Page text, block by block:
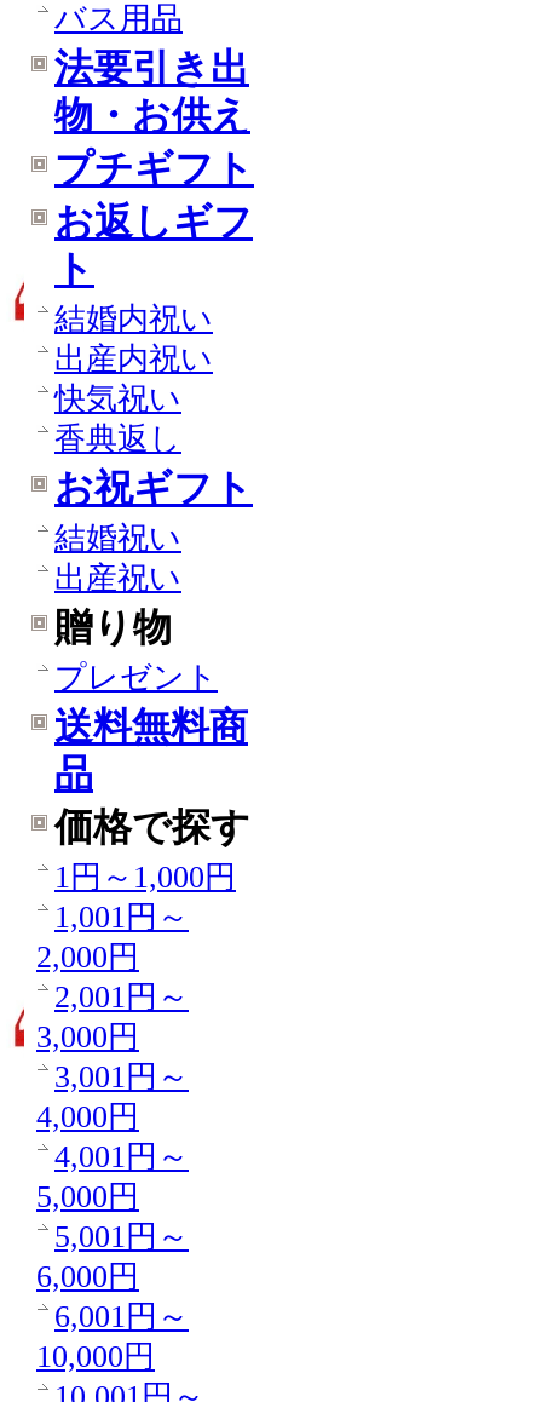
バス用品
法要引き出
物・お供え
プチギフト
お返しギフ
ト
結婚内祝い
出産内祝い
快気祝い
香典返し
お祝ギフト
結婚祝い
出産祝い
贈り物
プレゼント
送料無料商
品
価格で探す
1円～1,000円
1,001円～
2,000円
2,001円～
3,000円
3,001円～
4,000円
4,001円～
5,000円
5,001円～
6,000円
6,001円～
10,000円